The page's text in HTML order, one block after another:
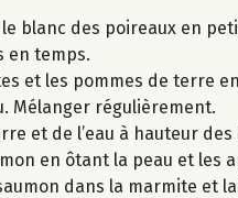
blanc des poireaux en
en temps.
et les pommes de terre
Mélanger régulièrement.
et de l’eau à hauteur
en ôtant la peau et les
dans la marmite et